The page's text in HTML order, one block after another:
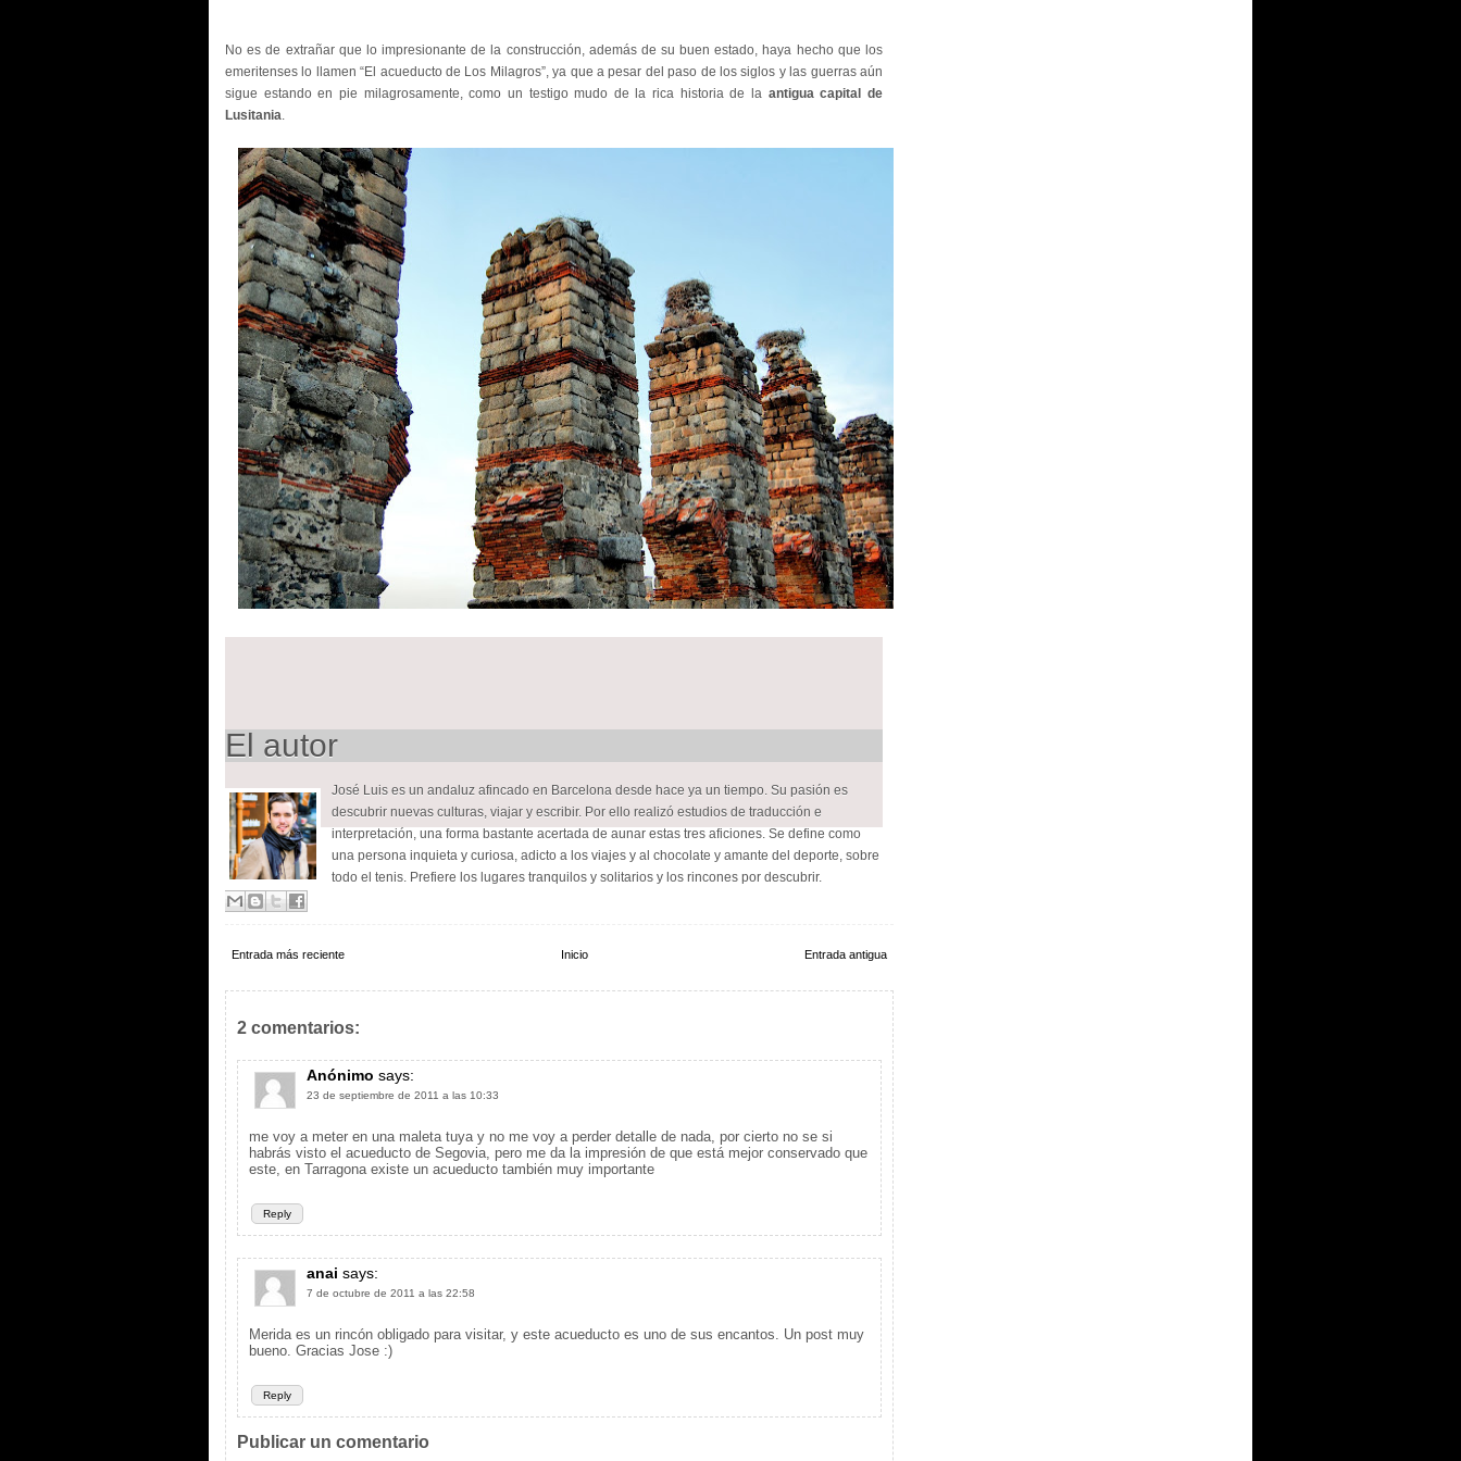
No es de extrañar que lo impresionante de la construcción, además de su buen estado, haya hecho que los
emeritenses lo llamen “El acueducto de Los Milagros”, ya que a pesar del paso de los siglos y las guerras aún
sigue estando en pie milagrosamente, como un testigo mudo de la rica historia de la antigua capital de
Lusitania.
El autor
José Luis es un andaluz afincado en Barcelona desde hace ya un tiempo. Su pasión es
descubrir nuevas culturas, viajar y escribir. Por ello realizó estudios de traducción e
interpretación, una forma bastante acertada de aunar estas tres aficiones. Se define como
una persona inquieta y curiosa, adicto a los viajes y al chocolate y amante del deporte, sobre
todo el tenis. Prefiere los lugares tranquilos y solitarios y los rincones por descubrir.
Entrada más reciente Entrada antigua
Inicio
2 comentarios:
Anónimo says:
23 de septiembre de 2011 a las 10:33
Reply
me voy a meter en una maleta tuya y no me voy a perder detalle de nada, por cierto no se si
habrás visto el acueducto de Segovia, pero me da la impresión de que está mejor conservado que
este, en Tarragona existe un acueducto también muy importante
anai says:
7 de octubre de 2011 a las 22:58
Reply
Merida es un rincón obligado para visitar, y este acueducto es uno de sus encantos. Un post muy
bueno. Gracias Jose :)
Publicar un comentario